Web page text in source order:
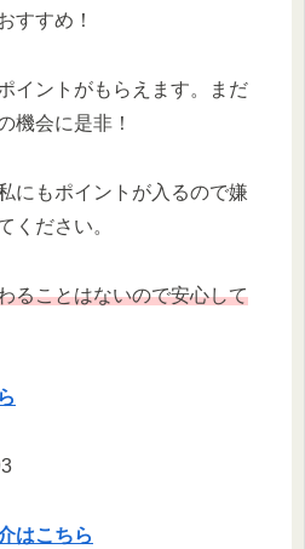
すすめ！
イントがもらえます。まだ
機会に是非！
にもポイントが入るので嫌
ください。
ることはないので安心して
はこちら